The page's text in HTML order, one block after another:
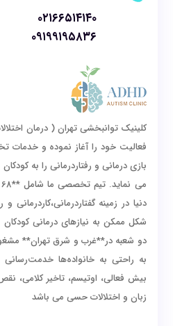
۰۲۱۶۶۵۱۴۱۴۰
۰۹۱۹۹۱۹۵۸۳۶
فعالیت خود را آغاز نموده و خدمات
بازی درمانی و رفتاردرمانی را به
دنیا در زمینه
شکل ممکن به نیازهای درمانی کودکان
دو شعبه در**غرب و شرق تهران**
به راحتی به خانواده‌ها
بیش فعالی، اوتیسم، تاخیر کلامی،
زبان و اختلالات حسی می باشد